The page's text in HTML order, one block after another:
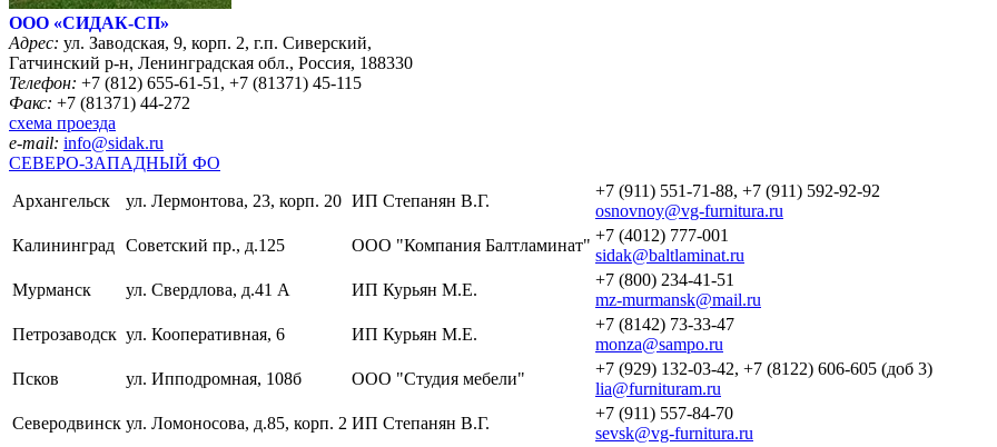
ООО «CИДАК-СП»
Адрес: ул. Заводская, 9, корп. 2, г.п. Сиверский,
Гатчинский р-н, Ленинградская обл., Россия, 188330
Телефон: +7 (812) 655-61-51, +7 (81371) 45-115
Факс: +7 (81371) 44-272
схема проезда
e-mail: info@sidak.ru
СЕВЕРО-ЗАПАДНЫЙ ФО
Архангельск
ул. Лермонтова, 23, корп. 20 ИП Степанян В.Г.
+7 (911) 551-71-88, +7 (911) 592-92-92
osnovnoy@vg-furnitura.ru
Калининград Советский пр., д.125 ООО "Компания Балтламинат"
+7 (4012) 777-001
sidak@baltlaminat.ru
Мурманск
ул. Свердлова, д.41 А ИП Курьян М.Е.
+7 (800) 234-41-51
mz-murmansk@mail.ru
Петрозаводск ул. Кооперативная, 6 ИП Курьян М.Е.
+7 (8142) 73-33-47
monza@sampo.ru
Псков
ул. Ипподромная, 108б ООО "Студия мебели"
+7 (929) 132-03-42, +7 (8122) 606-605 (доб 3)
lia@furnituram.ru
Северодвинск ул. Ломоносова, д.85, корп. 2 ИП Степанян В.Г.
+7 (911) 557-84-70
sevsk@vg-furnitura.ru